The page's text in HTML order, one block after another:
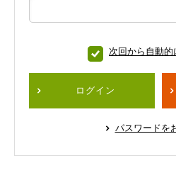
次回から自動的
ログイン
パスワードを